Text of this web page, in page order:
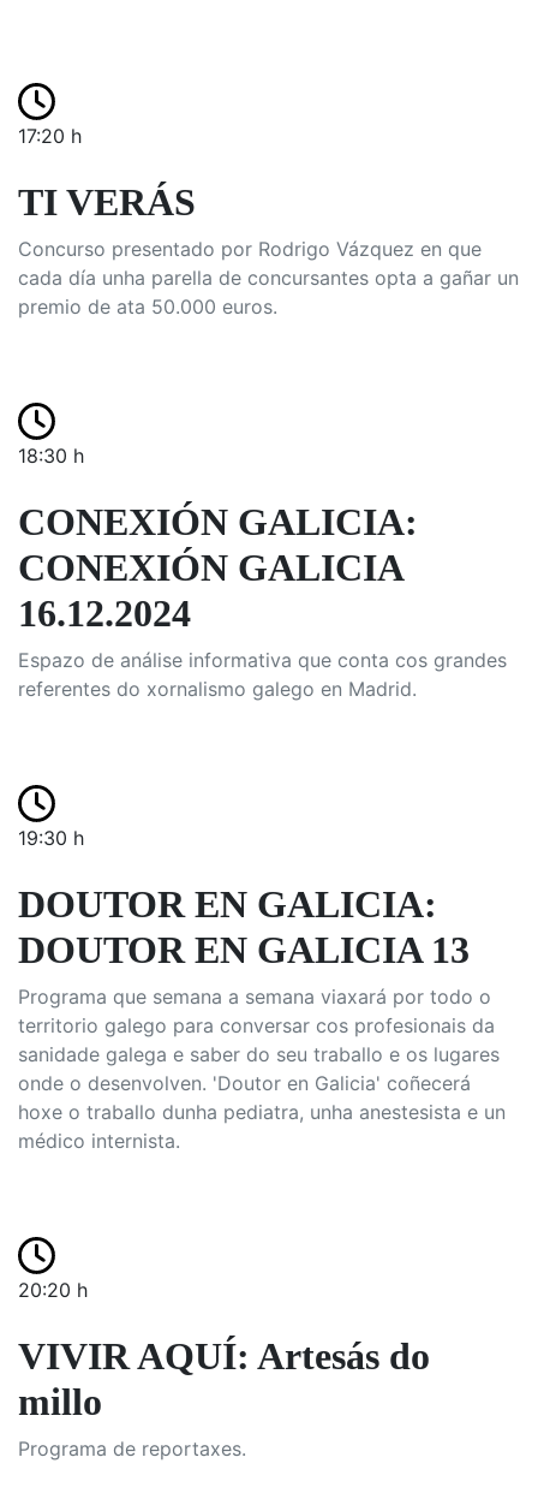
17:20 h
TI VERÁS
Concurso presentado por Rodrigo Vázquez en que
cada día unha parella de concursantes opta a gañar un
premio de ata 50.000 euros.
18:30 h
CONEXIÓN GALICIA:
CONEXIÓN GALICIA
16.12.2024
Espazo de análise informativa que conta cos grandes
referentes do xornalismo galego en Madrid.
19:30 h
DOUTOR EN GALICIA:
DOUTOR EN GALICIA 13
Programa que semana a semana viaxará por todo o
territorio galego para conversar cos profesionais da
sanidade galega e saber do seu traballo e os lugares
onde o desenvolven. 'Doutor en Galicia' coñecerá
hoxe o traballo dunha pediatra, unha anestesista e un
médico internista.
20:20 h
VIVIR AQUÍ: Artesás do
millo
Programa de reportaxes.